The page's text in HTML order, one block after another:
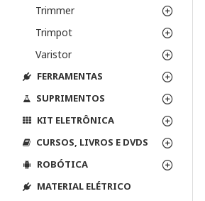
Trimmer
Trimpot
Varistor
FERRAMENTAS
SUPRIMENTOS
KIT ELETRÔNICA
CURSOS, LIVROS E DVDS
ROBÓTICA
MATERIAL ELÉTRICO